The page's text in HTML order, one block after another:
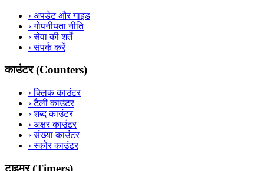
› अपडेट और गाइड
›गोपनीयता नीति
›सेवा की शर्तें
›संपर्क करें
काउंटर (Counters)
›क्लिक काउंटर
›टैली काउंटर
›शब्द काउंटर
› अक्षर काउंटर
›संख्या काउंटर
›स्कोर काउंटर
टाइमर (Timers)